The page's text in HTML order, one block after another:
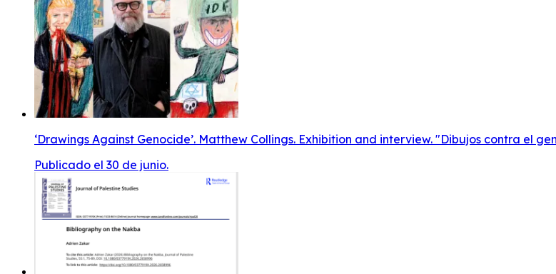
‘Drawings Against Genocide’. Matthew Collings. Exhibition and interview. "Dibujos contra el
Publicado el 30 de junio.